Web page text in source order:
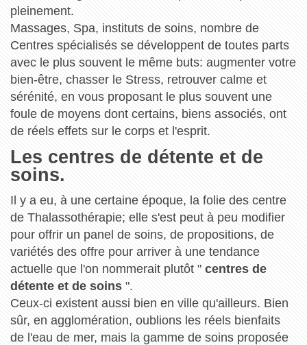
pleinement.
Massages, Spa, instituts de soins, nombre de
Centres spécialisés se développent de toutes parts
avec le plus souvent le même buts: augmenter votre
bien-être, chasser le Stress, retrouver calme et
sérénité, en vous proposant le plus souvent une
foule de moyens dont certains, biens associés, ont
de réels effets sur le corps et l'esprit.
Les centres de détente et de
soins.
Il y a eu, à une certaine époque, la folie des centre
de Thalassothérapie; elle s'est peut à peu modifier
pour offrir un panel de soins, de propositions, de
variétés des offre pour arriver à une tendance
actuelle que l'on nommerait plutôt " centres de
détente et de soins".
Ceux-ci existent aussi bien en ville qu'ailleurs. Bien
sûr, en agglomération, oublions les réels bienfaits
de l'eau de mer, mais la gamme de soins proposée